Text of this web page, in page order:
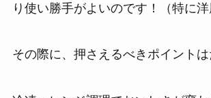
り使い勝手がよいのです！（特に洋
その際に、押さえるべきポイントは